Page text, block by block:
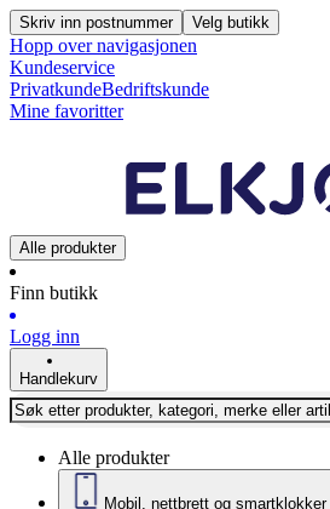
Skriv inn postnummer Velg butikk
Hopp over navigasjonen
Kundeservice
PrivatkundeBedriftskunde
Mine favoritter
Alle produkter
Finn butikk
Logg inn
Handlekurv
Alle produkter
Mobil, nettbrett og smartklokker